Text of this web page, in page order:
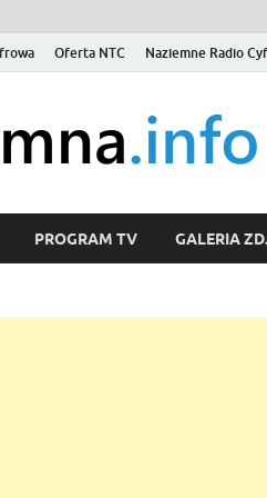
Oferta NTC Naziemne Radio
PROGRAM TV GALERIA